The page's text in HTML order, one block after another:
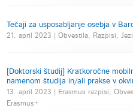
Tečaji za usposabljanje osebja v
21. april 2023 | Obvestila, Razpisi,
[Doktorski študij] Kratkoročne
namenom študija in/ali prakse v
13. april 2023 | Erasmus razpisi,
Erasmus+